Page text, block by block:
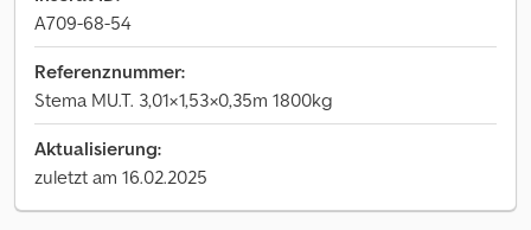
A709-68-54
Referenznummer:
Stema MU.T. 3,01×1,53×0,35m 1800kg
Aktualisierung:
zuletzt am 16.02.2025